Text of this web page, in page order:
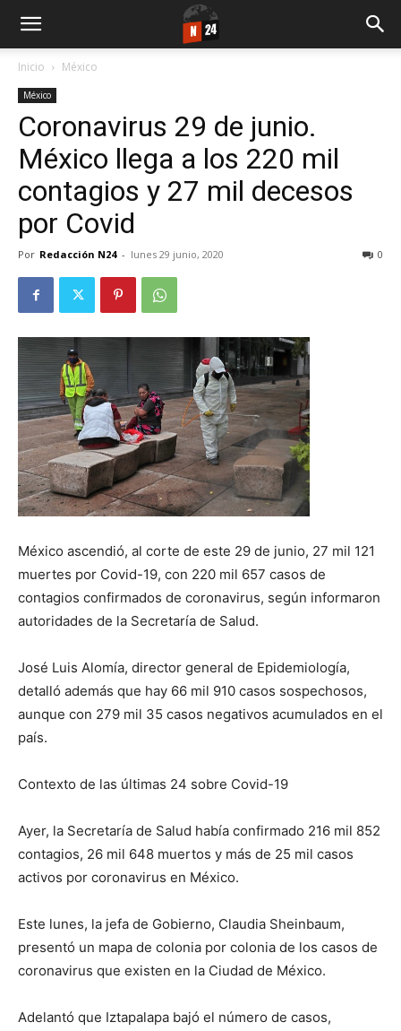
Inicio México
México
Coronavirus 29 de junio.
México llega a los 220 mil
contagios y 27 mil decesos
por Covid
Por Redacción N24 - lunes 29 junio, 2020 0
México ascendió, al corte de este 29 de junio, 27 mil 121
muertes por Covid-19, con 220 mil 657 casos de
contagios confirmados de coronavirus, según informaron
autoridades de la Secretaría de Salud.
José Luis Alomía, director general de Epidemiología,
detalló además que hay 66 mil 910 casos sospechosos,
aunque con 279 mil 35 casos negativos acumulados en el
país.
Contexto de las últimas 24 sobre Covid-19
Ayer, la Secretaría de Salud había confirmado 216 mil 852
contagios, 26 mil 648 muertos y más de 25 mil casos
activos por coronavirus en México.
Este lunes, la jefa de Gobierno, Claudia Sheinbaum,
presentó un mapa de colonia por colonia de los casos de
coronavirus que existen en la Ciudad de México.
Adelantó que Iztapalapa bajó el número de casos,